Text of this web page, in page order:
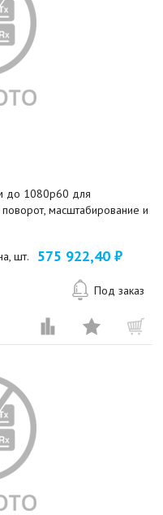
до 1080p60 для
масштабирование и
шт. 575 922,40 ₽
Под заказ